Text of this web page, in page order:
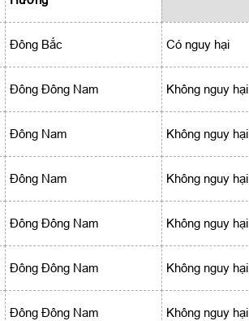
Đông Bắc Có nguy hại
Đông Đông Nam Không nguy hại
Đông Nam Không nguy hại
Đông Nam Không nguy hại
Đông Đông Nam Không nguy hại
Đông Đông Nam Không nguy hại
Đông Đông Nam Không nguy hại